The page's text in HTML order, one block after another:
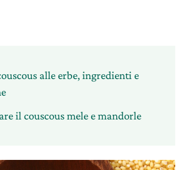
alle erbe, ingredienti e
il couscous mele e mandorle